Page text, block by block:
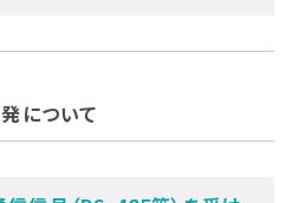
について